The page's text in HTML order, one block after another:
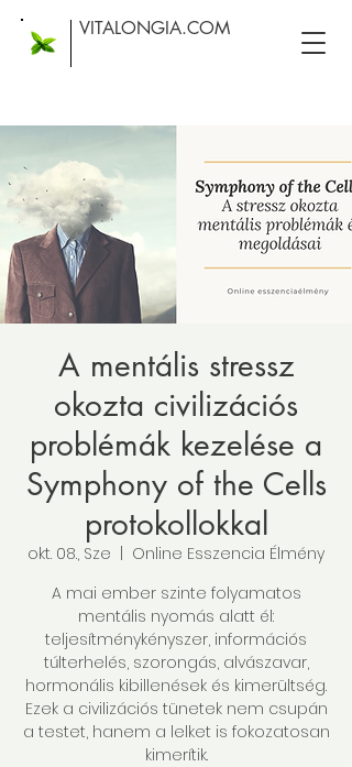
VITALONGIA.COM
A mentális stressz
okozta civilizációs
problémák kezelése a
Symphony of the Cells
protokollokkal
okt. 08., Sze
Online Esszencia Élmény
A mai ember szinte folyamatos
mentális nyomás alatt él:
teljesítménykényszer, információs
túlterhelés, szorongás, alvászavar,
hormonális kibillenések és kimerültség.
Ezek a civilizációs tünetek nem csupán
a testet, hanem a lelket is fokozatosan
kimerítik.